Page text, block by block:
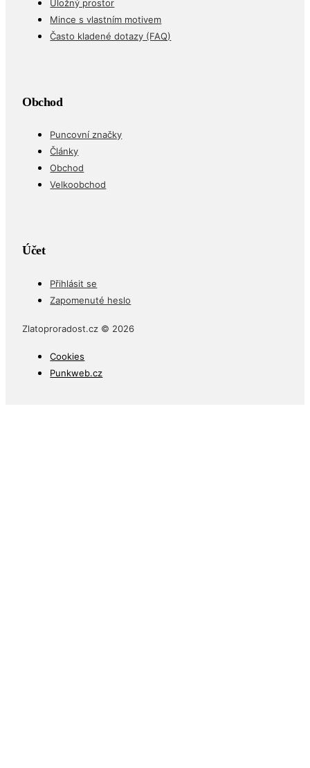
Úložný prostor
Mince s vlastním motivem
Často kladené dotazy (FAQ)
Obchod
Puncovní značky
Články
Obchod
Velkoobchod
Účet
Přihlásit se
Zapomenuté heslo
Zlatoproradost.cz © 2026
Cookies
Punkweb.cz